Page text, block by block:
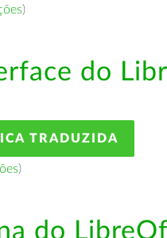
)
do
TRADUZIDA
)
do